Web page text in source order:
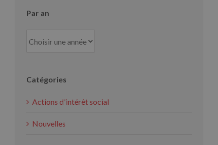
Par an
Catégories
Actions d'intérêt social
Nouvelles